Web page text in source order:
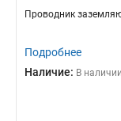
Проводник
Подробнее
Наличие: В наличии